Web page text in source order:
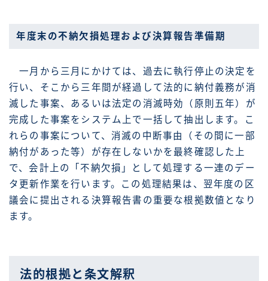
年度末の不納欠損処理および決算報告準備期
一月から三月にかけては、過去に執行停止の決定を
行い、そこから三年間が経過して法的に納付義務が消
滅した事案、あるいは法定の消滅時効（原則五年）が
完成した事案をシステム上で一括して抽出します。こ
れらの事案について、消滅の中断事由（その間に一部
納付があった等）が存在しないかを最終確認した上
で、会計上の「不納欠損」として処理する一連のデー
タ更新作業を行います。この処理結果は、翌年度の区
議会に提出される決算報告書の重要な根拠数値となり
ます。
法的根拠と条文解釈